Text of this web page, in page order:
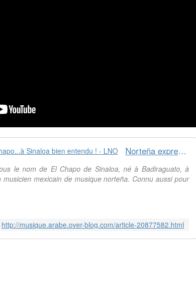
Norteña express avec El Chapo...à Sinaloa bien entendu ! - LNO
le nom de El Chapo de Sinaloa, né à Badiraguato, à
mexicain de musique norteña. Connu aussi pour
http://musique.arabe.over-blog.com/article-20877582.html